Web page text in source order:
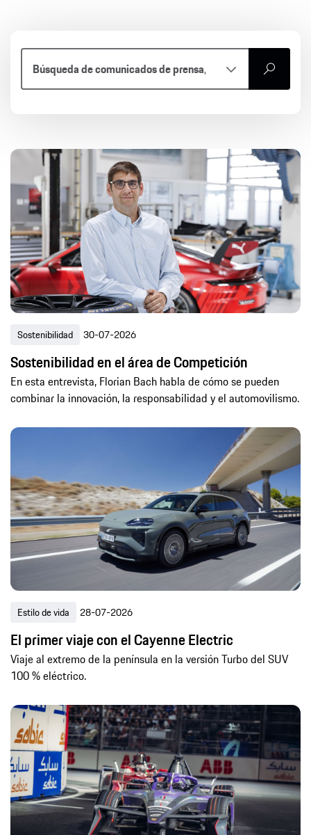
buscar
Artículo Comunicado de prensa Fotos Vídeos
Todo -
Ultimas 24h
Últimos 7 días
Últimos 30 días Último año
En esta entrevista, Florian Bach habla de cómo se pueden
combinar la innovación, la responsabilidad y el automovilismo.
El primer viaje con el Cayenne Electric
Viaje al extremo de la península en la versión Turbo del SUV
100 % eléctrico.